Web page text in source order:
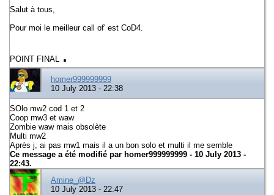
Salut à tous,
Pour moi le meilleur call of' est CoD4.
POINT FINAL .
homer999999999
10 July 2013 - 22:38
SOlo mw2 cod 1 et 2
Coop mw3 et waw
Zombie waw mais obsolète
Multi mw2
Après j, ai pas mw1 mais il a un bon solo et multi il me semble
Ce message a été modifié par homer999999999 - 10 July 2013 -
22:43.
Amine_@Dz
10 July 2013 - 22:47